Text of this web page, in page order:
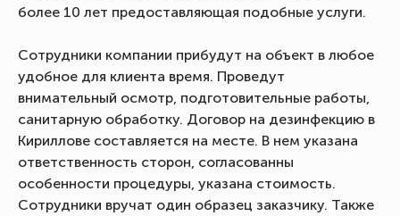
более 10 лет предоставляющая подобные услуги.
Сотрудники компании прибудут на объект в любое
удобное для клиента время. Проведут
внимательный осмотр, подготовительные работы,
санитарную обработку. Договор на дезинфекцию в
Кириллове составляется на месте. В нем указана
ответственность сторон, согласованны
особенности процедуры, указана стоимость.
Сотрудники вручат один образец заказчику. Также